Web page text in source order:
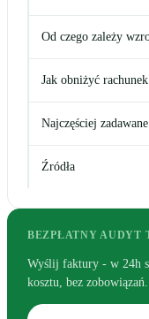
Od czego zależy
Jak obniżyć
Najczęściej
Źródła
BEZPŁATNY AUDYT
Wyślij faktury - w 24h
kosztu, bez zobowiązań.